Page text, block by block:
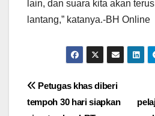
lain, dan suara kita akan
lantang,” katanya.-BH Online
Post
Petugas khas diberi
tempoh 30 hari siapkan